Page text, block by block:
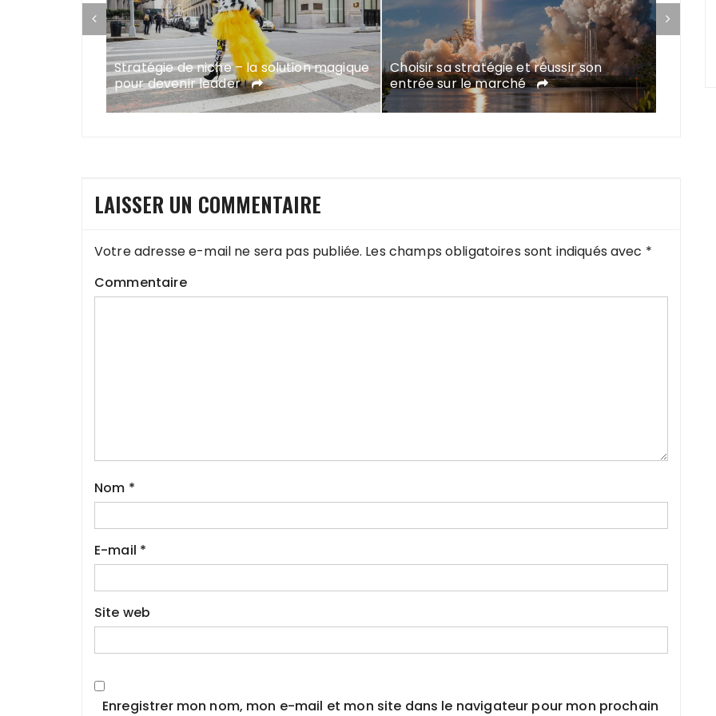
Stratégie de niche – la solution magique
pour devenir leader
Choisir sa stratégie et réussir son
entrée sur le marché
LAISSER UN COMMENTAIRE
Votre adresse e-mail ne sera pas publiée. Les champs obligatoires sont indiqués avec *
Commentaire
Nom *
E-mail *
Site web
Enregistrer mon nom, mon e-mail et mon site dans le navigateur pour mon prochain